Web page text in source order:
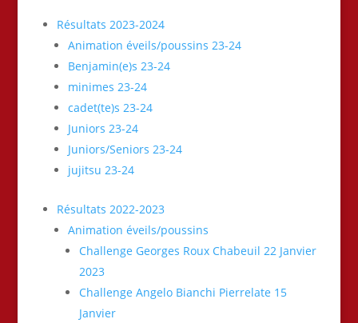
Résultats 2023-2024
Animation éveils/poussins 23-24
Benjamin(e)s 23-24
minimes 23-24
cadet(te)s 23-24
Juniors 23-24
Juniors/Seniors 23-24
jujitsu 23-24
Résultats 2022-2023
Animation éveils/poussins
Challenge Georges Roux Chabeuil 22 Janvier
2023
Challenge Angelo Bianchi Pierrelate 15
Janvier